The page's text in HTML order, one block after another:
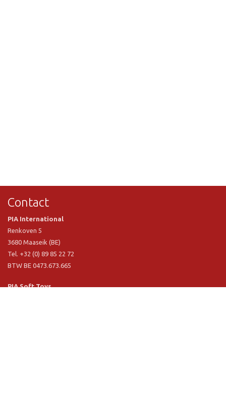
Contact
PIA International
Renkoven 5
3680 Maaseik (BE)
Tel. +32 (0) 89 85 22 72
BTW BE 0473.673.665
PIA Soft Toys